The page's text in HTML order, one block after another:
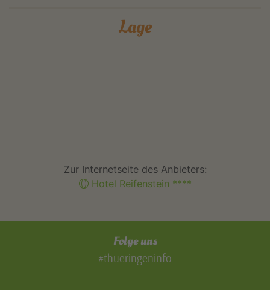
Lage
Zur Internetseite des Anbieters:
Hotel Reifenstein ****
Folge uns
#thueringeninfo